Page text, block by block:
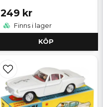
249 kr
Finns i lager
KÖP